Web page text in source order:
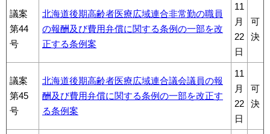
議案
第44
号
北海道後期高齢者医療広域連合非常勤の職員
の報酬及び費用弁償に関する条例の一部を改
正する条例案
11
月
22
日
可
決
議案
第45
号
北海道後期高齢者医療広域連合議会議員の報
酬及び費用弁償に関する条例の一部を改正す
る条例案
11
月
22
日
可
決